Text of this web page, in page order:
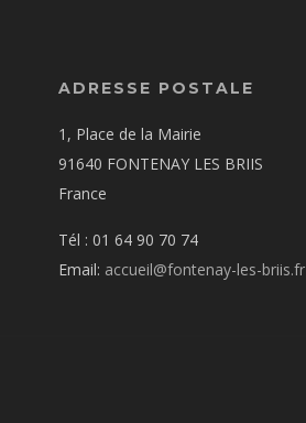
ADRESSE POSTALE
1, Place de la Mairie
91640 FONTENAY LES BRIIS
France
Tél : 01 64 90 70 74
Email: accueil@fontenay-les-briis.fr